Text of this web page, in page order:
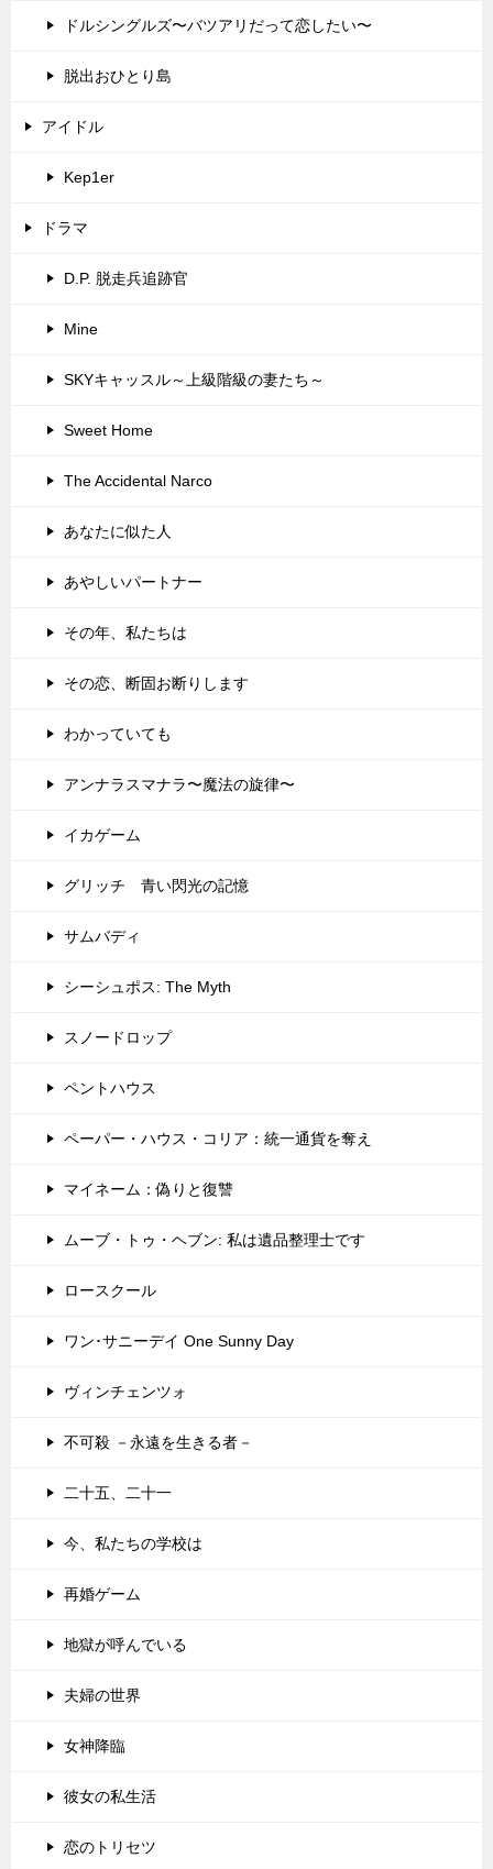
ドルシングルズ〜バツアリだって恋したい〜
脱出おひとり島
アイドル
Kep1er
ドラマ
D.P. 脱走兵追跡官
Mine
SKYキャッスル～上級階級の妻たち～
Sweet Home
The Accidental Narco
あなたに似た人
あやしいパートナー
その年、私たちは
その恋、断固お断りします
わかっていても
アンナラスマナラ〜魔法の旋律〜
イカゲーム
グリッチ 青い閃光の記憶
サムバディ
シーシュポス: The Myth
スノードロップ
ペントハウス
ペーパー・ハウス・コリア：統一通貨を奪え
マイネーム：偽りと復讐
ムーブ・トゥ・ヘブン: 私は遺品整理士です
ロースクール
ワン･サニーデイ One Sunny Day
ヴィンチェンツォ
不可殺 －永遠を生きる者－
二十五、二十一
今、私たちの学校は
再婚ゲーム
地獄が呼んでいる
夫婦の世界
女神降臨
彼女の私生活
恋のトリセツ